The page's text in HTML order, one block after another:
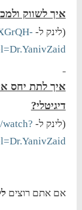
איך לשווק
(לינק ל-
איך לתת יחס
דיגיטלי?
(לינק ל-
אם אתם רוצים